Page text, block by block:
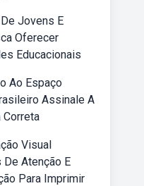
Jovens E
Oferecer
Educacionais
Ao Espaço
Assinale A
Correta
Visual
Atenção E
Para Imprimir